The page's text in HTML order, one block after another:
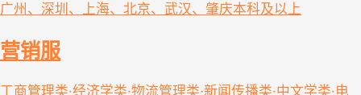
广州、深圳、上海、北京、武汉、肇庆本科及以上
营销服
工商管理类·经济学类·物流管理类·新闻传播类·中文学类·电